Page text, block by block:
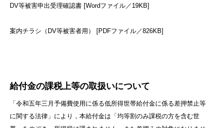
DV等被害申出受理確認書 [Wordファイル／19KB]
案内チラシ（DV等被害者用） [PDFファイル／826KB]
給付金の課税上等の取扱いについて
「令和五年三月予備費使用に係る低所得世帯給付金に係る差押禁止等
に関する法律」により，本給付金は「均等割のみ課税の方を含む世